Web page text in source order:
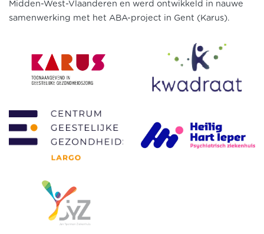
Midden-West-Vlaanderen en werd ontwikkeld in nauwe
samenwerking met het ABA-project in Gent (Karus).